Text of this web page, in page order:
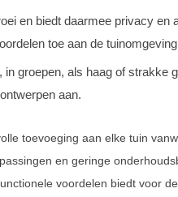
en biedt daarmee privacy
toe aan de
groepen, als haag of strakke
aan.
toevoeging aan elke tuin
en geringe
voordelen biedt voor